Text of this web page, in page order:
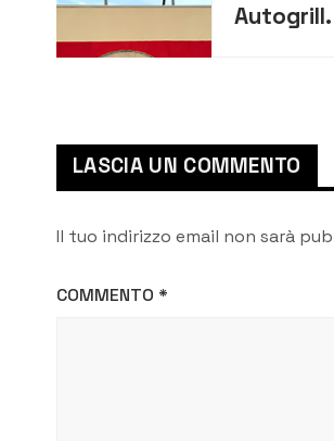
LASCIA UN COMMENTO
Il tuo indirizzo email non sarà
COMMENTO *